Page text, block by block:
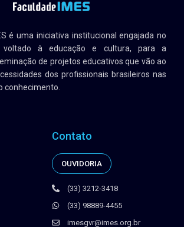
é uma iniciativa institucional engajada no
voltado à educação e cultura, para a
de projetos educativos que vão ao
dos profissionais brasileiros nas
Contato
(33) 3212-3418
(33) 98889-4455